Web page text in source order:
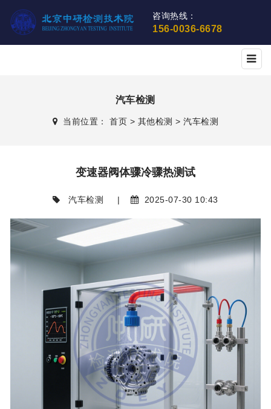
咨询热线：
156-0036-6678
汽车检测
当前位置：首页 > 其他检测 >汽车检测
变速器阀体骤冷骤热测试
汽车检测 | 2025-07-30 10:43